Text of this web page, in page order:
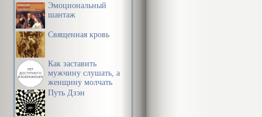
Эмоциональный
шантаж
Священная кровь
Как заставить
мужчину слушать, а
женщину молчать
Путь Дзэн